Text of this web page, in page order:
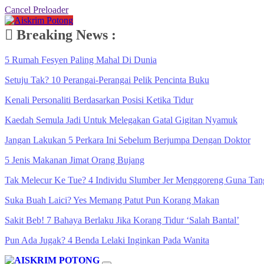
Cancel Preloader
Breaking News :
5 Rumah Fesyen Paling Mahal Di Dunia
Setuju Tak? 10 Perangai-Perangai Pelik Pencinta Buku
Kenali Personaliti Berdasarkan Posisi Ketika Tidur
Kaedah Semula Jadi Untuk Melegakan Gatal Gigitan Nyamuk
Jangan Lakukan 5 Perkara Ini Sebelum Berjumpa Dengan Doktor
5 Jenis Makanan Jimat Orang Bujang
Tak Melecur Ke Tue? 4 Individu Slumber Jer Menggoreng Guna
Suka Buah Laici? Yes Memang Patut Pun Korang Makan
Sakit Beb! 7 Bahaya Berlaku Jika Korang Tidur ‘Salah Bantal’
Pun Ada Jugak? 4 Benda Lelaki Inginkan Pada Wanita